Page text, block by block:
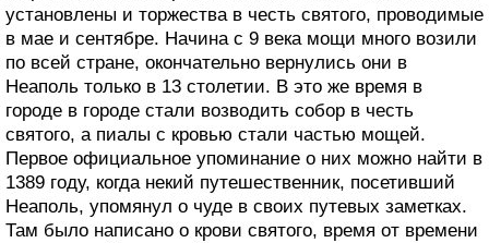
установлены и торжества в честь святого, проводимые
в мае и сентябре. Начина с 9 века мощи много возили
по всей стране, окончательно вернулись они в
Неаполь только в 13 столетии. В это же время в
городе в городе стали возводить собор в честь
святого, а пиалы с кровью стали частью мощей.
Первое официальное упоминание о них можно найти в
1389 году, когда некий путешественник, посетивший
Неаполь, упомянул о чуде в своих путевых заметках.
Там было написано о крови святого, время от времени